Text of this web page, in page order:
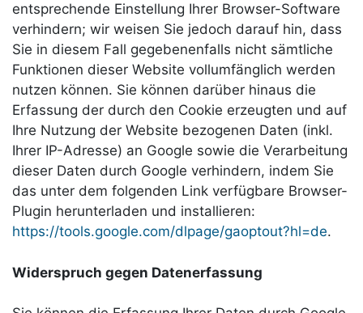
entsprechende Einstellung Ihrer Browser-Software
verhindern; wir weisen Sie jedoch darauf hin, dass
Sie in diesem Fall gegebenenfalls nicht sämtliche
Funktionen dieser Website vollumfänglich werden
nutzen können. Sie können darüber hinaus die
Erfassung der durch den Cookie erzeugten und auf
Ihre Nutzung der Website bezogenen Daten (inkl.
Ihrer IP-Adresse) an Google sowie die Verarbeitung
dieser Daten durch Google verhindern, indem Sie
das unter dem folgenden Link verfügbare Browser-
Plugin herunterladen und installieren:
https://tools.google.com/dlpage/gaoptout?hl=de.
Widerspruch gegen Datenerfassung